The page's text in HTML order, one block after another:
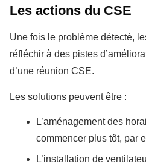
Les actions du CSE
Une fois le problème détecté,
réfléchir à des pistes
d’une réunion CSE.
Les solutions peuvent être :
L’aménagement des
commencer plus tôt, par
L’installation de